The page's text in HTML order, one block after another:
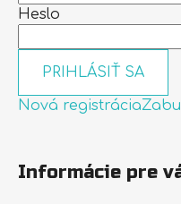
Heslo
PRIHLÁSIŤ SA
Nová registrácia
Informácie pre